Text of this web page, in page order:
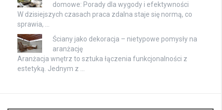
domowe: Porady dla wygody i efektywności
W dzisiejszych czasach praca zdalna staje się normą, co
sprawia, …
Ściany jako dekoracja – nietypowe pomysły na
aranżację
Aranżacja wnętrz to sztuka łączenia funkcjonalności z
estetyką. Jednym z …